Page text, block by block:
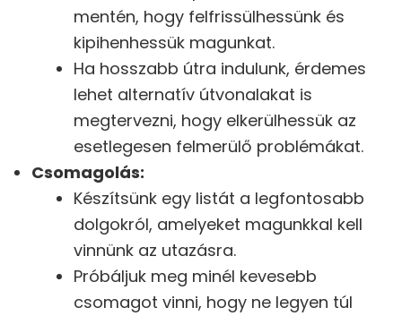
mentén, hogy felfrissülhessünk és
kipihenhessük magunkat.
Ha hosszabb útra indulunk, érdemes
lehet alternatív útvonalakat is
megtervezni, hogy elkerülhessük az
esetlegesen felmerülő problémákat.
Csomagolás:
Készítsünk egy listát a legfontosabb
dolgokról, amelyeket magunkkal kell
vinnünk az utazásra.
Próbáljuk meg minél kevesebb
csomagot vinni, hogy ne legyen túl